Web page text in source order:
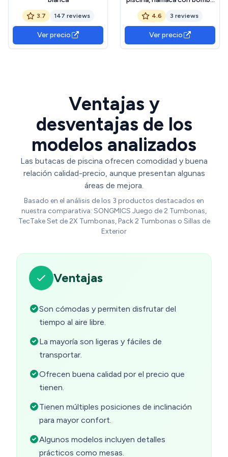
3.7 147 reviews
Ver precio
de aire, hamaca de agua con
red, piscina hinchable para
piscina, playa, vacaciones
(magenta)
4.6 3 reviews
Ver precio
Ventajas y
desventajas de los
modelos analizados
Las butacas de piscina ofrecen comodidad y buena
relación calidad-precio, aunque presentan algunas
áreas de mejora.
Basado en el análisis de los 3 productos destacados en
nuestra comparativa: SONGMICS Juego de 2 Tumbonas,
TecTake Set de 2X Tumbonas, Pack 2 Tumbonas o Sillas de
Exterior
Ventajas
Son cómodas y permiten disfrutar del
tiempo al aire libre.
La mayoría son ligeras y fáciles de
transportar.
Ofrecen buena calidad por el precio que
tienen.
Tienen múltiples posiciones de inclinación
para mayor confort.
Algunos modelos incluyen detalles
prácticos como mesas.